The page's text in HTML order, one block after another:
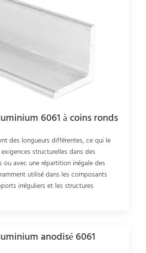
6061 à coins ronds
des longueurs différentes, ce qui le
structurelles dans des
ou avec une répartition inégale des
utilisé dans les composants
irréguliers et les structures
anodisé 6061